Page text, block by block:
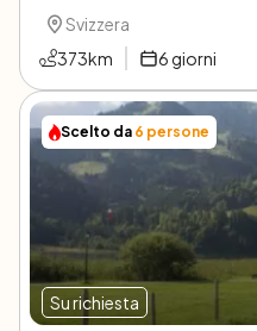
Svizzera
373km 6giorni
Scelto da 6 persone
Su richiesta